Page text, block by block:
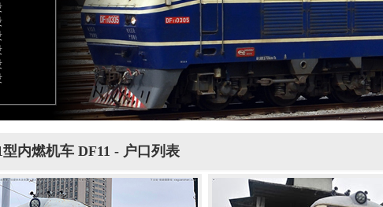
型内燃机车 DF11 - 户口列表